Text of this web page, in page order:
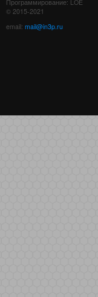
Программирование: LOE
© 2015-2021
email: mail@in3p.ru